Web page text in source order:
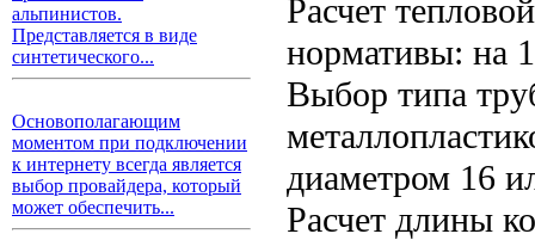
альпинистов.
Представляется в виде
синтетического...
Основополагающим
моментом при подключении
к интернету всегда является
выбор провайдера, который
может обеспечить...
Расчет
нормативы: на
Выбор типа
диаметром 16
Расчет длины